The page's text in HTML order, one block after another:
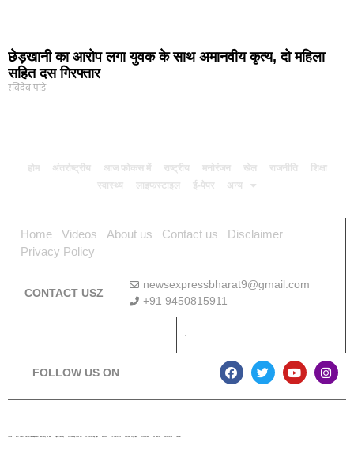
छेड़खानी का आरोप लगा युवक के साथ अमानवीय कृत्य, दो महिला
सहित दस गिरफ्तार
रविदेव पांडे
होम अंतर्राष्ट्रीय आज फोकस में राष्ट्रीय मनोरंजन खेल राजनीति
शिक्षा
स्वास्थ्य
लाइफस्टाइल ई-पेपर अन्य
Home Videos About us Contact us
Disclaimer
Privacy Policy
CONTACT USZ
newsexpressbharat9@gmail.com
+91 9450815911
FOLLOW US ON